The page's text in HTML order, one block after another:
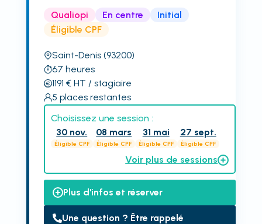
Qualiopi En centre
Initial
Éligible CPF
Saint-Denis (93200)
67 heures
1191 € HT / stagiaire
5 places restantes
Choisissez une session :
30 nov.
Éligible CPF
08 mars
Éligible CPF
31 mai
Éligible CPF
27 sept.
Éligible CPF
Voir plus de sessions
Plus d'infos et réserver
Une question ? Être rappelé